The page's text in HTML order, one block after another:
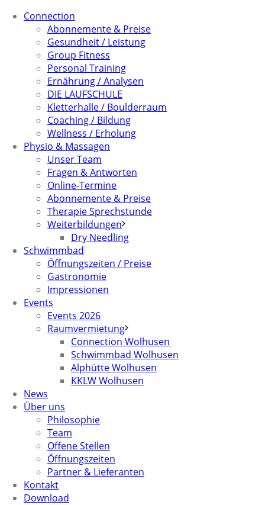
Connection
Abonnemente & Preise
Gesundheit / Leistung
Group Fitness
Personal Training
Ernährung / Analysen
DIE LAUFSCHULE
Kletterhalle / Boulderraum
Coaching / Bildung
Wellness / Erholung
Physio & Massagen
Unser Team
Fragen & Antworten
Online-Termine
Abonnemente & Preise
Therapie Sprechstunde
Weiterbildungen
Dry Needling
Schwimmbad
Öffnungszeiten / Preise
Gastronomie
Impressionen
Events
Events 2026
Raumvermietung
Connection Wolhusen
Schwimmbad Wolhusen
Alphütte Wolhusen
KKLW Wolhusen
News
Über uns
Philosophie
Team
Offene Stellen
Öffnungszeiten
Partner & Lieferanten
Kontakt
Download